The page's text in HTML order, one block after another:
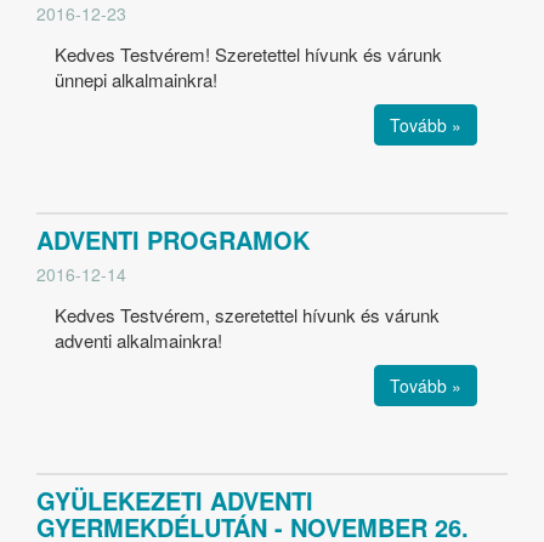
2016-12-23
Kedves Testvérem! Szeretettel hívunk és várunk
ünnepi alkalmainkra!
Tovább »
ADVENTI PROGRAMOK
2016-12-14
Kedves Testvérem, szeretettel hívunk és várunk
adventi alkalmainkra!
Tovább »
GYÜLEKEZETI ADVENTI
GYERMEKDÉLUTÁN - NOVEMBER 26.